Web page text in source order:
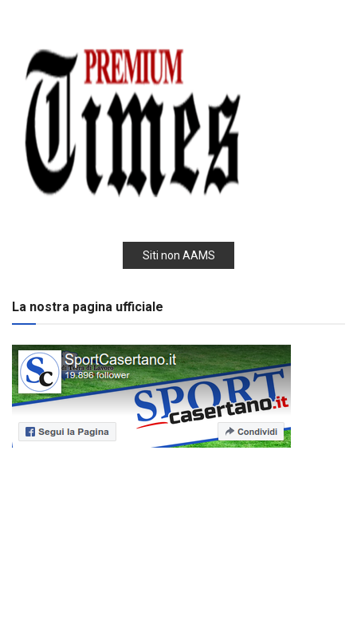
Siti non AAMS
La nostra pagina ufficiale